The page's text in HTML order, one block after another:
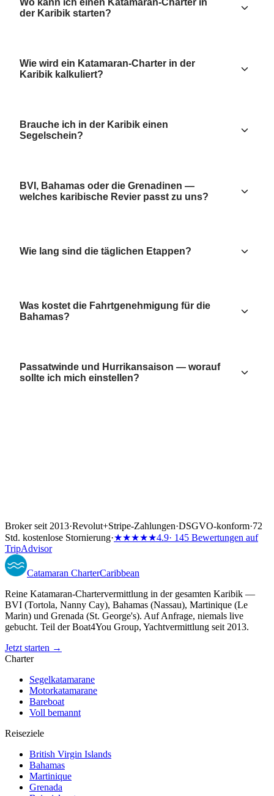
Wo kann ich einen Katamaran-Charter in
der Karibik starten?
Wie wird ein Katamaran-Charter in der
Karibik kalkuliert?
Brauche ich in der Karibik einen
Segelschein?
BVI, Bahamas oder die Grenadinen —
welches karibische Revier passt zu uns?
Wie lang sind die täglichen Etappen?
Was kostet die Fahrtgenehmigung für die
Bahamas?
Passatwinde und Hurrikansaison — worauf
sollte ich mich einstellen?
Broker seit 2013·Revolut+Stripe-Zahlungen·DSGVO-konform·72
Std. kostenlose Stornierung·★★★★★4.9· 145 Bewertungen auf
TripAdvisor
Catamaran CharterCaribbean
Reine Katamaran-Chartervermittlung in der gesamten Karibik —
BVI (Tortola, Nanny Cay), Bahamas (Nassau), Martinique (Le
Marin) und Grenada (St. George's). Auf Anfrage, niemals live
gebucht. Teil der Boat4You Group, Yachtvermittlung seit 2013.
Jetzt starten →
Charter
Segelkatamarane
Motorkatamarane
Bareboat
Voll bemannt
Reiseziele
British Virgin Islands
Bahamas
Martinique
Grenada